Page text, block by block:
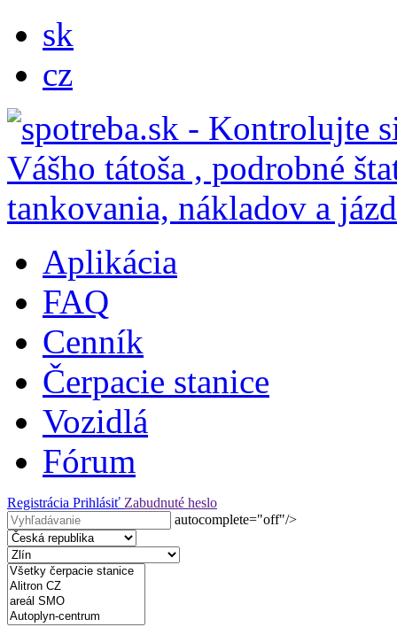
sk
cz
Aplikácia
FAQ
Cenník
Čerpacie stanice
Vozidlá
Fórum
Registrácia Prihlásiť Zabudnuté heslo
autocomplete="off"/>